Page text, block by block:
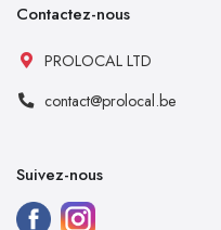
Contactez-nous
PROLOCAL LTD
contact@prolocal.be
Suivez-nous